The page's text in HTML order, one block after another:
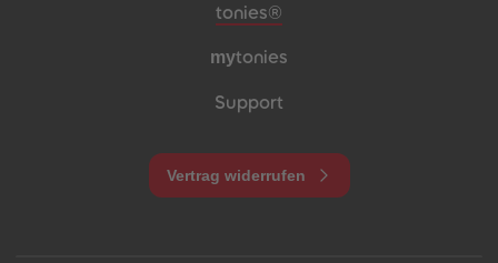
Meta-Navigation Footer
tonies®
mytonies
Support
Vertrag widerrufen